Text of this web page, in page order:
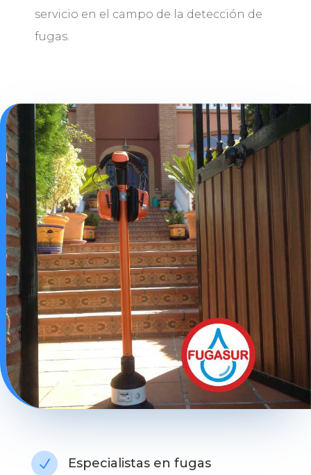
servicio en el campo de la detección de
fugas.
N Especialistas en fugas